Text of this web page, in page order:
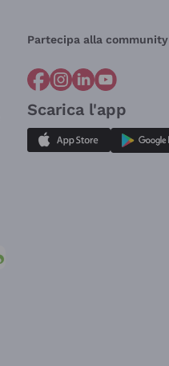
Partecipa alla community
Scarica l'app